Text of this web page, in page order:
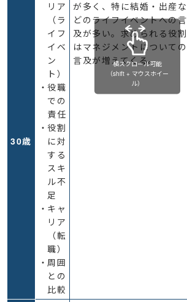
30歳
リア
（ラ
イフ
イベ
ン
ト）
役職
での
責任
役割
に対
する
スキ
ル不
足
キャ
リア
（転
職）
周囲
との
比較
が多く、特に結婚・出産な
どのライフイベントへの言
及が多い。求められる役割
はマネジメントについての
言及が増えてくる。
横スクロール可能
（shift + マウスホイー
ル）